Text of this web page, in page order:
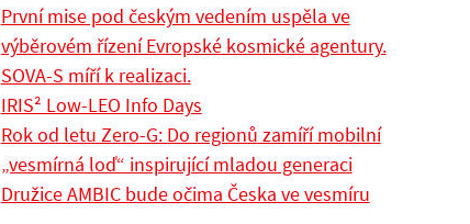
První mise pod českým vedením uspěla ve
výběrovém řízení Evropské kosmické agentury.
SOVA-S míří k realizaci.
IRIS² Low-LEO Info Days
Rok od letu Zero-G: Do regionů zamíří mobilní
„vesmírná loď“ inspirující mladou generaci
Družice AMBIC bude očima Česka ve vesmíru